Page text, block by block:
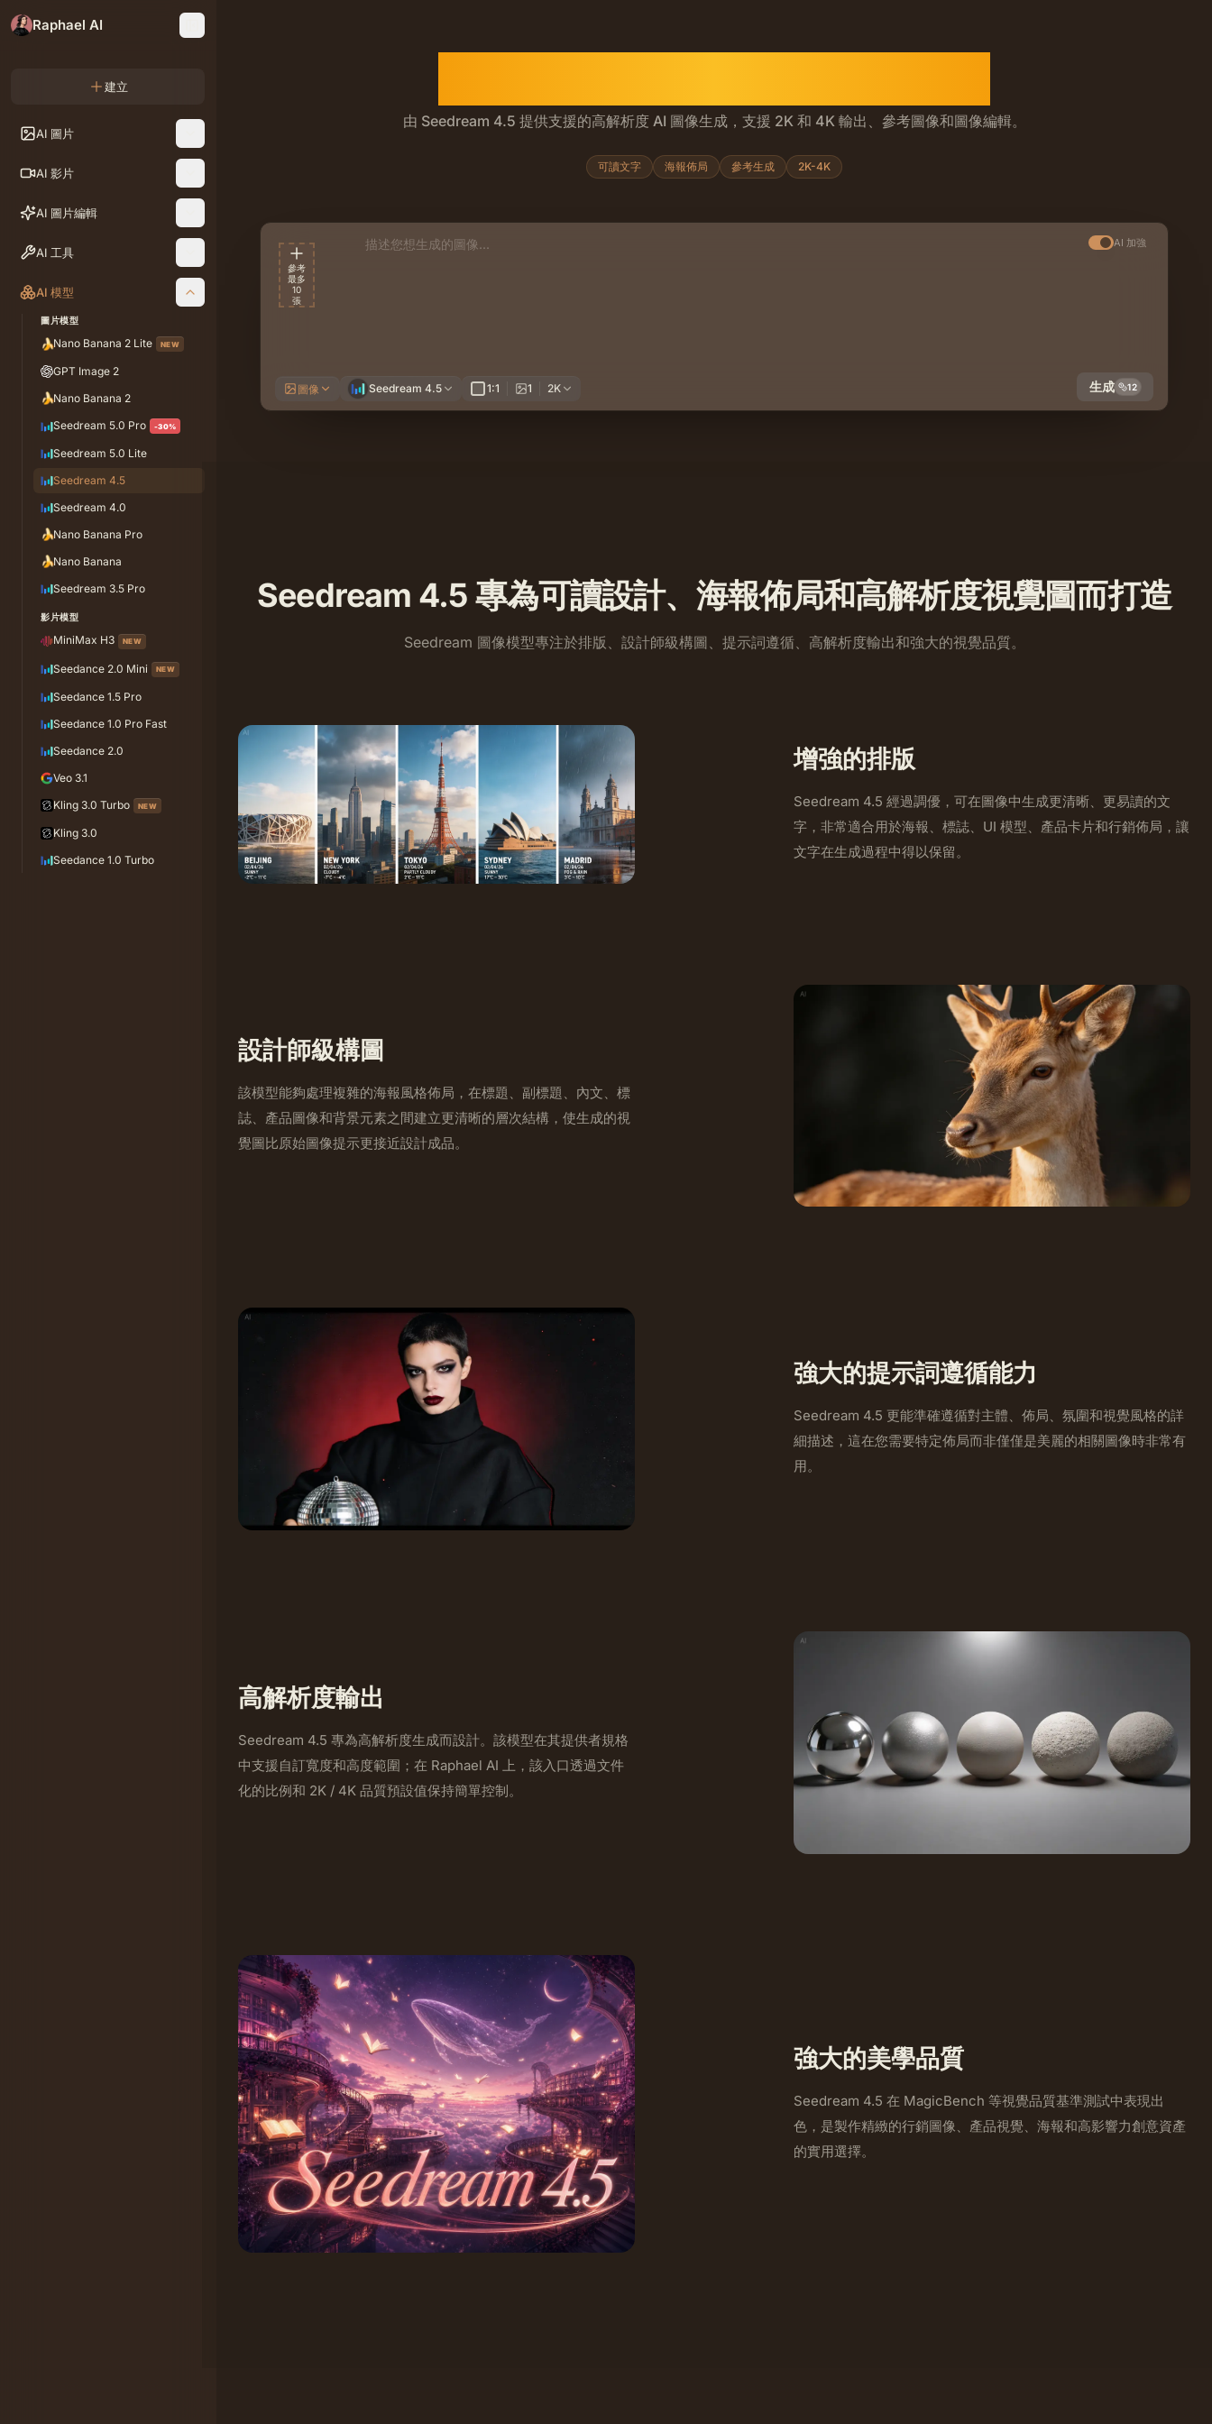
Raphael AI
建立
AI 圖片
AI 影片
AI 圖片編輯
AI 工具
AI 模型
圖片模型
🍌Nano Banana 2 Lite NEW
GPT Image 2
🍌Nano Banana 2
Seedream 5.0 Pro
-30%
Seedream 5.0 Lite
Seedream 4.5
Seedream 4.0
🍌Nano Banana Pro
🍌Nano Banana
Seedream 3.5 Pro
影片模型
MiniMax H3 NEW
Seedance 2.0 Mini NEW
Seedance 1.5 Pro
Seedance 1.0 Pro Fast
Seedance 2.0
Veo 3.1
Kling 3.0 Turbo
NEW
Kling 3.0
Seedance 1.0 Turbo
由 Seedream 4.5 提供支援的高解析度 AI 圖像生成，支援 2K 和 4K 輸出、參考圖像和圖像編輯。
可讀文字 海報佈局 參考生成 2K-4K
參考
最多
10
張
描述提示詞 AI 加強
圖像 Seedream 4.5 1:1 1 2K 生成 12
Seedream 4.5 專為可讀設計、海報佈局和高解析度視覺圖而打造
Seedream 圖像模型專注於排版、設計師級構圖、提示詞遵循、高解析度輸出和強大的視覺品質。
增強的排版
Seedream 4.5 經過調優，可在圖像中生成更清晰、更易讀的文
字，非常適合用於海報、標誌、UI 模型、產品卡片和行銷佈局，讓
文字在生成過程中得以保留。
設計師級構圖
該模型能夠處理複雜的海報風格佈局，在標題、副標題、內文、標
誌、產品圖像和背景元素之間建立更清晰的層次結構，使生成的視
覺圖比原始圖像提示更接近設計成品。
強大的提示詞遵循能力
Seedream 4.5 更能準確遵循對主體、佈局、氛圍和視覺風格的詳
細描述，這在您需要特定佈局而非僅僅是美麗的相關圖像時非常有
用。
高解析度輸出
Seedream 4.5 專為高解析度生成而設計。該模型在其提供者規格
中支援自訂寬度和高度範圍；在 Raphael AI 上，該入口透過文件
化的比例和 2K / 4K 品質預設值保持簡單控制。
強大的美學品質
Seedream 4.5 在 MagicBench 等視覺品質基準測試中表現出
色，是製作精緻的行銷圖像、產品視覺、海報和高影響力創意資產
的實用選擇。